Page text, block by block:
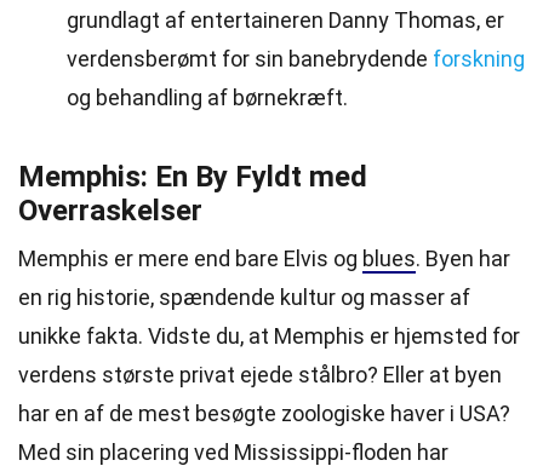
grundlagt af entertaineren Danny Thomas, er
verdensberømt for sin banebrydende forskning
og behandling af børnekræft.
Memphis: En By Fyldt med
Overraskelser
Memphis er mere end bare Elvis og blues. Byen har
en rig historie, spændende kultur og masser af
unikke fakta. Vidste du, at Memphis er hjemsted for
verdens største privat ejede stålbro? Eller at byen
har en af de mest besøgte zoologiske haver i USA?
Med sin placering ved Mississippi-floden har